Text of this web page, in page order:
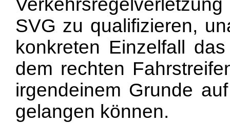
SVG zu qualifizieren,
konkreten Einzelfall
dem rechten
irgendeinem Grunde
gelangen können.